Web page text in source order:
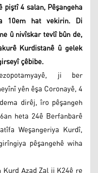
4 salan, Pêşangeha
10em hat vekirin. Di
û nivîskar tevlî bûn de,
Kurdistanê û gelek
çêbibe.
ji ber
yên êşa Coronayê, 4
dirêj, îro pêşangeh
heta 24ê Berfanbarê
Weşangeriya Kurdî,
pêşangehê wiha